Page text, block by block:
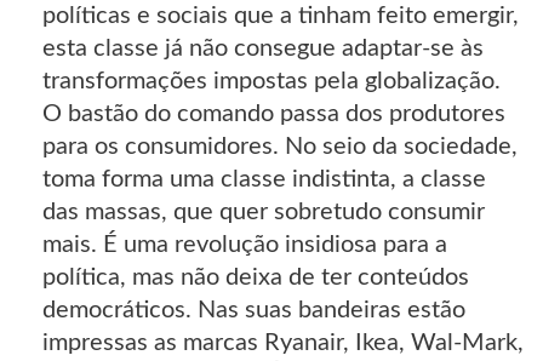
políticas e sociais que a tinham feito emergir,
esta classe já não consegue adaptar-se às
transformações impostas pela globalização.
O bastão do comando passa dos produtores
para os consumidores. No seio da sociedade,
toma forma uma classe indistinta, a classe
das massas, que quer sobretudo consumir
mais. É uma revolução insidiosa para a
política, mas não deixa de ter conteúdos
democráticos. Nas suas bandeiras estão
impressas as marcas Ryanair, Ikea, Wal-Mark,